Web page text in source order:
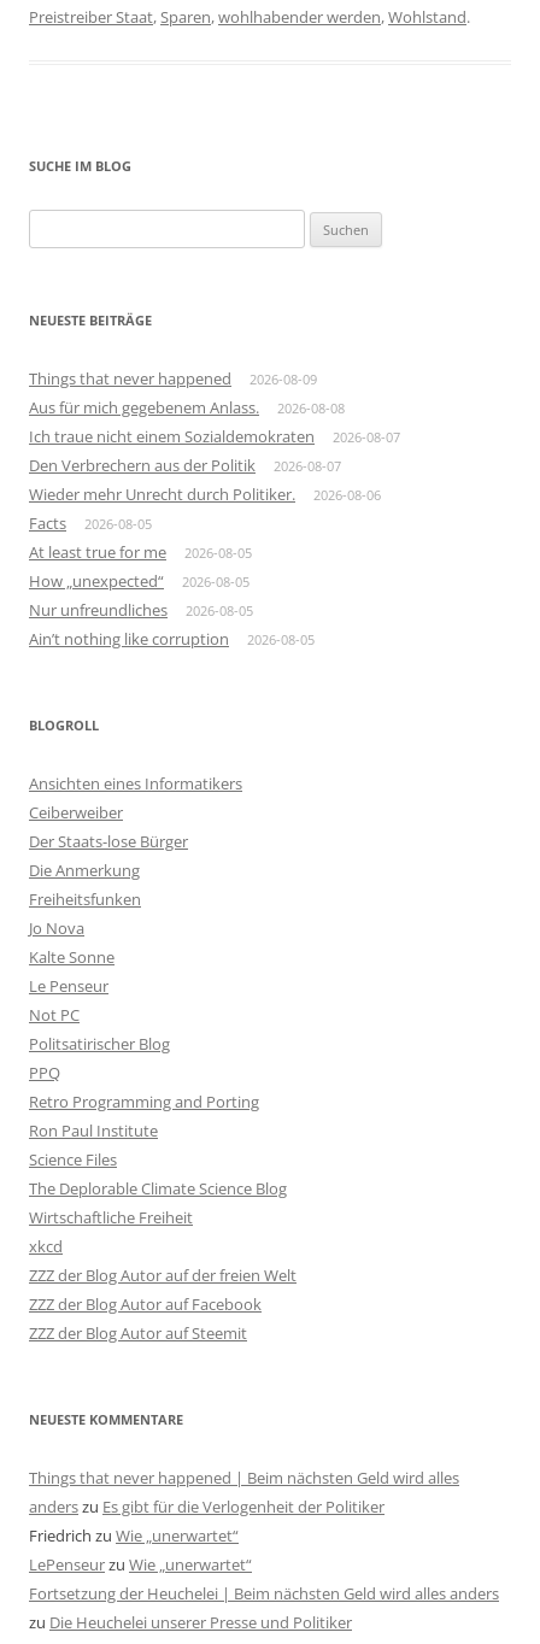
Preistreiber Staat,Sparen,wohlhabender werden,Wohlstand.
SUCHE IM BLOG
nach:
NEUESTE BEITRÄGE
Things that never happened 2026-08-09
Aus für mich gegebenem Anlass. 2026-08-08
Ich traue nicht einem Sozialdemokraten 2026-08-07
Den Verbrechern aus der Politik 2026-08-07
Wieder mehr Unrecht durch Politiker. 2026-08-06
Facts 2026-08-05
At least true for me 2026-08-05
How „unexpected“ 2026-08-05
Nur unfreundliches 2026-08-05
Ain’t nothing like corruption 2026-08-05
BLOGROLL
Ansichten eines Informatikers
Ceiberweiber
Der Staats-lose Bürger
Die Anmerkung
Freiheitsfunken
Jo Nova
Kalte Sonne
Le Penseur
Not PC
Politsatirischer Blog
PPQ
Retro Programming and Porting
Ron Paul Institute
Science Files
The Deplorable Climate Science Blog
Wirtschaftliche Freiheit
xkcd
ZZZ der Blog Autor auf der freien Welt
ZZZ der Blog Autor auf Facebook
ZZZ der Blog Autor auf Steemit
NEUESTE KOMMENTARE
Things that never happened | Beim nächsten Geld wird alles
anderszu Es gibt für die Verlogenheit der Politiker
Friedrich zu Wie „unerwartet“
LePenseurzu Wie „unerwartet“
Fortsetzung der Heuchelei | Beim nächsten Geld wird alles anders
zu Die Heuchelei unserer Presse und Politiker